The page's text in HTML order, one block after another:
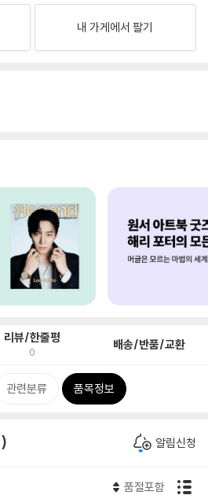
내 가게에서 팔기
리뷰/한줄평
0 배송/반품/교환
관련분류 품목정보
알림신청
품절포함